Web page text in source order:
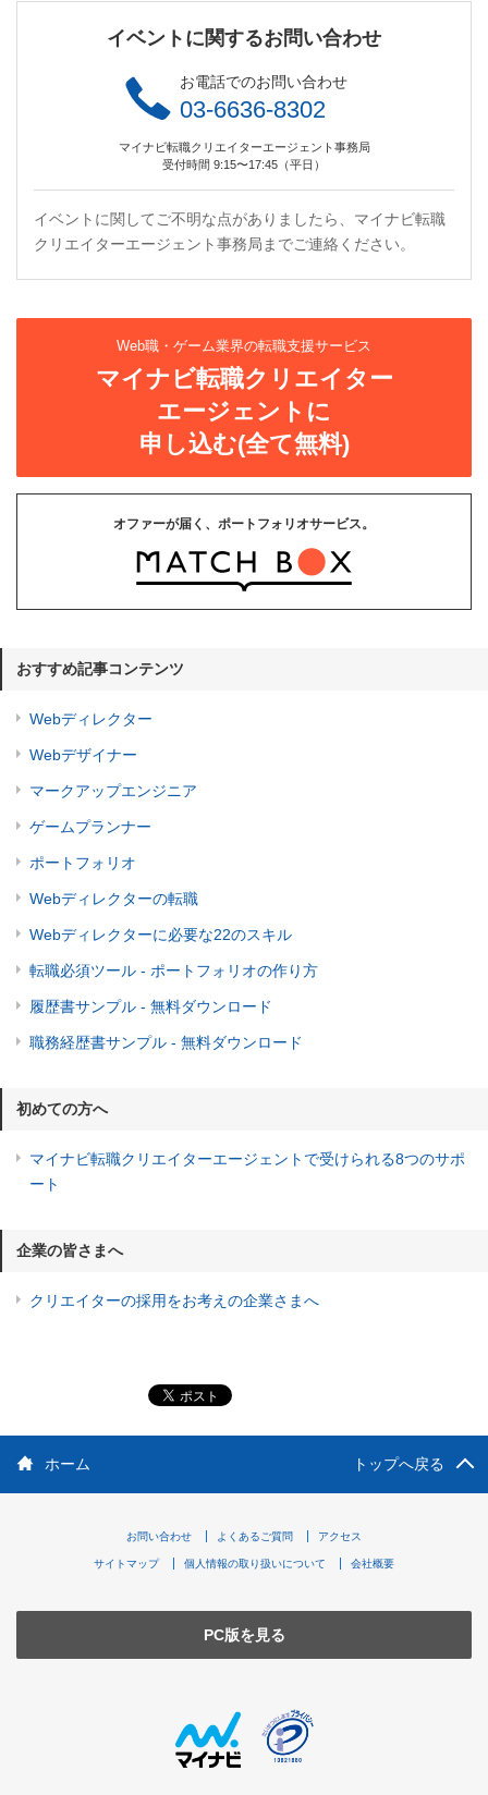
イベントに関するお問い合わせ
お電話でのお問い合わせ
03-6636-8302
マイナビ転職クリエイターエージェント事務局
受付時間 9:15〜17:45（平日）
イベントに関してご不明な点がありましたら、マイナビ転職
クリエイターエージェント事務局までご連絡ください。
Web職・ゲーム業界の転職支援サービス
マイナビ転職クリエイター
エージェントに
申し込む(全て無料)
オファーが届く、ポートフォリオサービス。
おすすめ記事コンテンツ
Webディレクター
Webデザイナー
マークアップエンジニア
ゲームプランナー
ポートフォリオ
Webディレクターの転職
Webディレクターに必要な22のスキル
転職必須ツール - ポートフォリオの作り方
履歴書サンプル - 無料ダウンロード
職務経歴書サンプル - 無料ダウンロード
初めての方へ
マイナビ転職クリエイターエージェントで受けられる8つのサポ
ート
企業の皆さまへ
クリエイターの採用をお考えの企業さまへ
ホーム トップへ戻る
お問い合わせ よくあるご質問 アクセス
サイトマップ 個人情報の取り扱いについて 会社概要
PC版を見る